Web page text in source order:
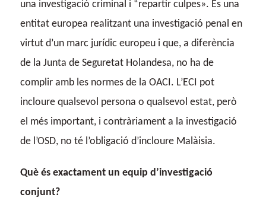
una investigació criminal i “repartir culpes». És una
entitat europea realitzant una investigació penal en
virtut d’un marc jurídic europeu i que, a diferència
de la Junta de Seguretat Holandesa, no ha de
complir amb les normes de la OACI. L’ECI pot
incloure qualsevol persona o qualsevol estat, però
el més important, i contràriament a la investigació
de l’OSD, no té l’obligació d’incloure Malàisia.
Què és exactament un equip d’investigació
conjunt?